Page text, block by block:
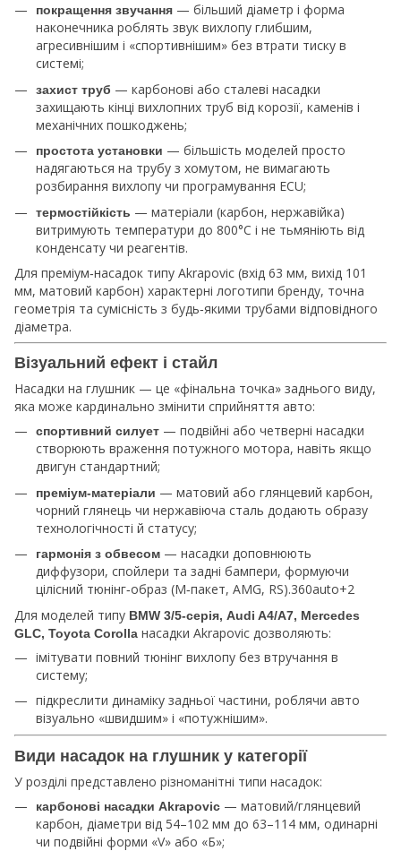
покращення звучання — більший діаметр і форма
наконечника роблять звук вихлопу глибшим,
агресивнішим і «спортивнішим» без втрати тиску в
системі;
захист труб — карбонові або сталеві насадки
захищають кінці вихлопних труб від корозії, каменів і
механічних пошкоджень;
простота установки — більшість моделей просто
надягаються на трубу з хомутом, не вимагають
розбирання вихлопу чи програмування ECU;
термостійкість — матеріали (карбон, нержавійка)
витримують температури до 800°C і не тьмяніють від
конденсату чи реагентів.
Для преміум‑насадок типу Akrapovic (вхід 63 мм, вихід 101
мм, матовий карбон) характерні логотипи бренду, точна
геометрія та сумісність з будь‑якими трубами відповідного
діаметра.
Візуальний ефект і стайл
Насадки на глушник — це «фінальна точка» заднього виду,
яка може кардинально змінити сприйняття авто:
спортивний силует — подвійні або четверні насадки
створюють враження потужного мотора, навіть якщо
двигун стандартний;
преміум‑матеріали — матовий або глянцевий карбон,
чорний глянець чи нержавіюча сталь додають образу
технологічності й статусу;
гармонія з обвесом — насадки доповнюють
диффузори, спойлери та задні бампери, формуючи
цілісний тюнінг‑образ (M‑пакет, AMG, RS).360auto+2
Для моделей типу BMW 3/5‑серія, Audi A4/A7, Mercedes
GLC, Toyota Corolla насадки Akrapovic дозволяють:
імітувати повний тюнінг вихлопу без втручання в
систему;
підкреслити динаміку задньої частини, роблячи авто
візуально «швидшим» і «потужнішим».
Види насадок на глушник у категорії
У розділі представлено різноманітні типи насадок:
карбонові насадки Akrapovic — матовий/глянцевий
карбон, діаметри від 54–102 мм до 63–114 мм, одинарні
чи подвійні форми «V» або «Б»;